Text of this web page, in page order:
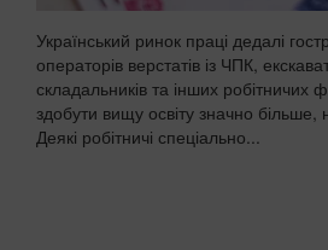
Український ринок праці дедалі
операторів верстатів із ЧПК,
складальників та інших робітничих
здобути вищу освіту значно більше,
Деякі робітничі спеціально...